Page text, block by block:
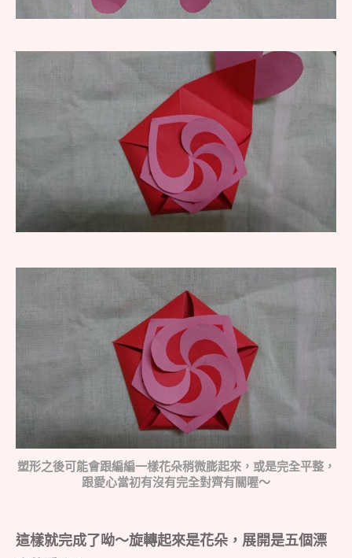
塑形之後可能會跟編編一樣花朵稍微膨起來，或是完全平整，
跟愛心當初有沒有完全對齊有關喔～
這樣就完成了呦～旋轉起來是花朵，展開是五個漂